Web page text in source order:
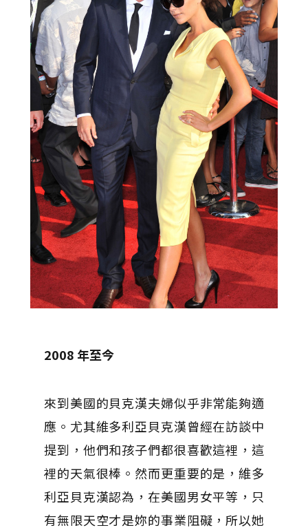
2008 年至今
來到美國的貝克漢夫婦似乎非常能夠適
應。尤其維多利亞貝克漢曾經在訪談中
提到，他們和孩子們都很喜歡這裡，這
裡的天氣很棒。然而更重要的是，維多
利亞貝克漢認為，在美國男女平等，只
有無限天空才是妳的事業阻礙，所以她